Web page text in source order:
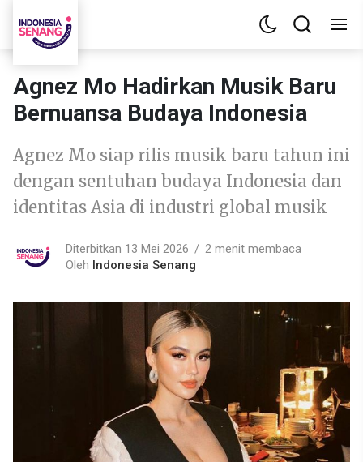
Agnez Mo Hadirkan Musik Baru
Bernuansa Budaya Indonesia
Agnez Mo siap rilis musik baru tahun ini
dengan sentuhan budaya Indonesia dan
identitas Asia di industri global musik
Diterbitkan 13 Mei 2026
2 menit membaca
Oleh Indonesia Senang